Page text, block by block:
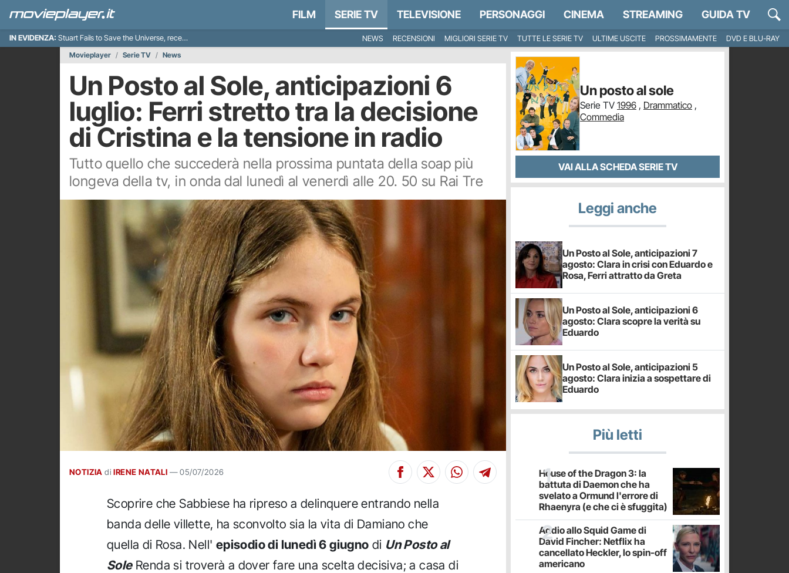
FILM SERIE TV TELEVISIONE PERSONAGGI CINEMA STREAMING GUIDA TV
IN EVIDENZA: Stuart Fails to Save the Universe, recensione NEWS RECENSIONI MIGLIORI SERIE TV TUTTE LE SERIE TV ULTIME USCITE PROSSIMAMENTE
DVD E BLU-RAY
Movieplayer
Serie TV News
Un Posto al Sole, anticipazioni 6
luglio: Ferri stretto tra la decisione
di Cristina e la tensione in radio
Tutto quello che succederà nella prossima puntata della soap più
longeva della tv, in onda dal lunedì al venerdì alle 20. 50 su Rai Tre
NOTIZIA di IRENE NATALI —05/07/2026
Scoprire che Sabbiese ha ripreso a delinquere entrando nella
banda delle villette, ha sconvolto sia la vita di Damiano che
quella di Rosa. Nell' episodio di lunedì 6 giugno di Un Posto al
SoleRenda si troverà a dover fare una scelta decisiva; a casa di
Un posto al sole
Serie TV 1996 , Drammatico ,
Commedia
VAI ALLA SCHEDA SERIE TV
Leggi anche
Un Posto al Sole, anticipazioni 7
agosto: Clara in crisi con Eduardo e
Rosa, Ferri attratto da Greta
Un Posto al Sole, anticipazioni 6
agosto: Clara scopre la verità su
Eduardo
Un Posto al Sole, anticipazioni 5
agosto: Clara inizia a sospettare di
Eduardo
Più letti
House of the Dragon 3: la
battuta di Daemon che ha
svelato a Ormund l'errore di
Rhaenyra (e che ci è sfuggita)
Addio allo Squid Game di
David Fincher: Netflix ha
cancellato Heckler, lo spin-off
americano